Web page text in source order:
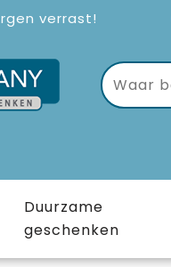
verrast!
(4,6/5)
Duurzame
geschenken